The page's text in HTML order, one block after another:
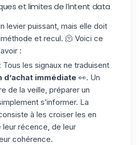
et limites de l’intent data
levier puissant, mais elle doit
et recul. 🫠 Voici ce
:
: Tous les signaux ne traduisent
d’achat immédiate 👀. Un
de la veille, préparer un
s’informer. La
à les croiser les en
récence, de leur
cohérence.